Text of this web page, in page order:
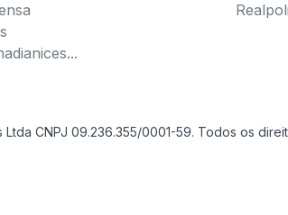
CNPJ 09.236.355/0001-59. Todos os